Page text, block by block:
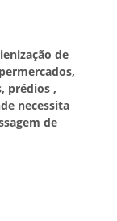
de
prédios ,
necessita
de